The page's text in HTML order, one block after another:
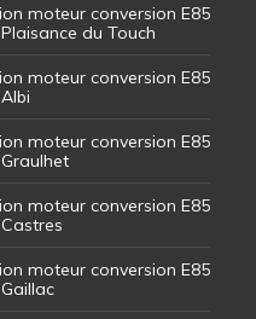
moteur conversion E85
du Touch
moteur conversion E85
moteur conversion E85
moteur conversion E85
moteur conversion E85